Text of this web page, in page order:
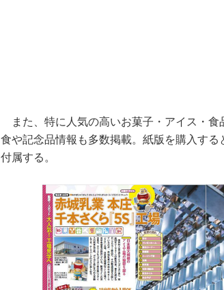
また、特に人気の高いお菓子・アイス・食
食や記念品情報も多数掲載。紙版を購入す
付属する。